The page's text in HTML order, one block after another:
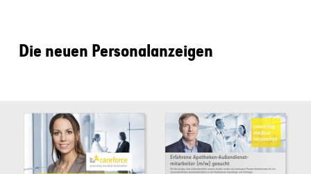
Die neuen Personalanzeigen